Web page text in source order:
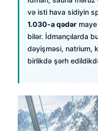
və isti hava sidiyin
1.030-a qədər
bilər. İdmançılarda
dəyişməsi, natrium,
birlikdə şərh
Galego
Latviešu valoda
Gàidhlig
Occitan
العربية المغربية
Afrikaans